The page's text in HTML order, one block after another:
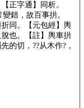
【正字通】同析。
錯，故百事扸。
同。【元包經】輿
也。【註】輿車扸
的切，??从木作?，